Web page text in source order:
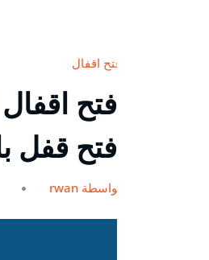
فتح اقفال
فتح قفل
بواسطة rwan